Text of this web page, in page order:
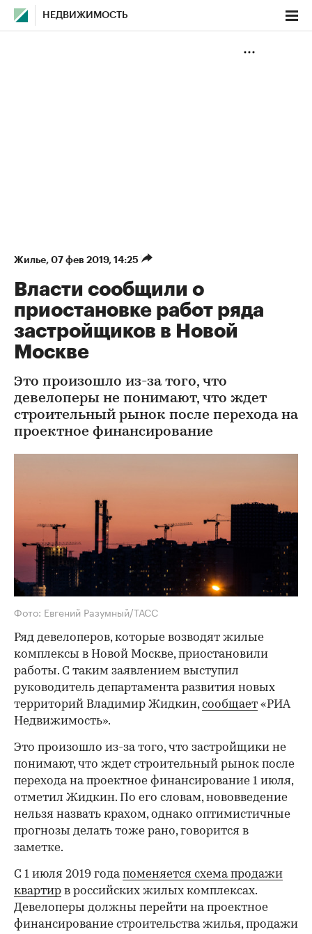
НЕДВИЖИМОСТЬ
Жилье⁠, 07 фев 2019, 14:25
Власти сообщили о
приостановке работ ряда
застройщиков в Новой
Москве
Это произошло из-за того, что
девелоперы не понимают, что ждет
строительный рынок после перехода на
проектное финансирование
Фото: Евгений Разумный/ТАСС
Ряд девелоперов, которые возводят жилые
комплексы в Новой Москве, приостановили
работы. С таким заявлением выступил
руководитель департамента развития новых
территорий Владимир Жидкин,сообщает «РИА
Недвижимость».
Это произошло из-за того, что застройщики не
понимают, что ждет строительный рынок после
перехода на проектное финансирование 1 июля,
отметил Жидкин. По его словам, нововведение
нельзя назвать крахом, однако оптимистичные
прогнозы делать тоже рано, говорится в
заметке.
С 1 июля 2019 годапоменяется схема продажи
квартир в российских жилых комплексах.
Девелоперы должны перейти на проектное
финансирование строительства жилья, продажи